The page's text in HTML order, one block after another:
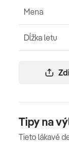
Mena
Dĺžka letu
Tipy na
Tieto lákavé